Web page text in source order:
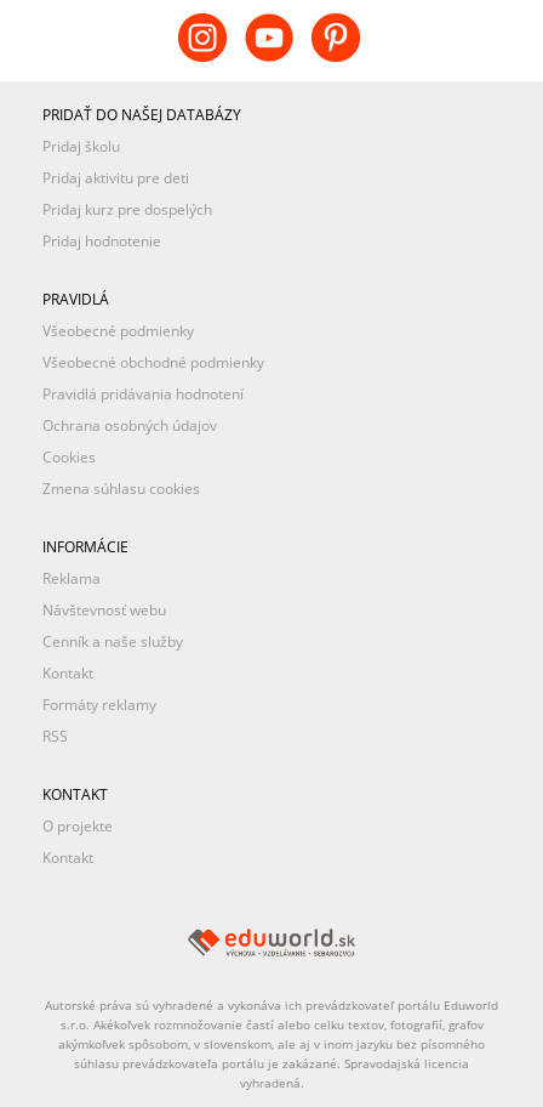
PRIDAŤ DO NAŠEJ DATABÁZY
Pridaj školu
Pridaj aktivitu pre deti
Pridaj kurz pre dospelých
Pridaj hodnotenie
PRAVIDLÁ
Všeobecné podmienky
Všeobecné obchodné podmienky
Pravidlá pridávania hodnotení
Ochrana osobných údajov
Cookies
Zmena súhlasu cookies
INFORMÁCIE
Reklama
Návštevnosť webu
Cenník a naše služby
Kontakt
Formáty reklamy
RSS
KONTAKT
O projekte
Kontakt
Autorské práva sú vyhradené a vykonáva ich prevádzkovateľ portálu Eduworld
s.r.o. Akékoľvek rozmnožovanie častí alebo celku textov, fotografií, grafov
akýmkoľvek spôsobom, v slovenskom, ale aj v inom jazyku bez písomného
súhlasu prevádzkovateľa portálu je zakázané. Spravodajská licencia
vyhradená.